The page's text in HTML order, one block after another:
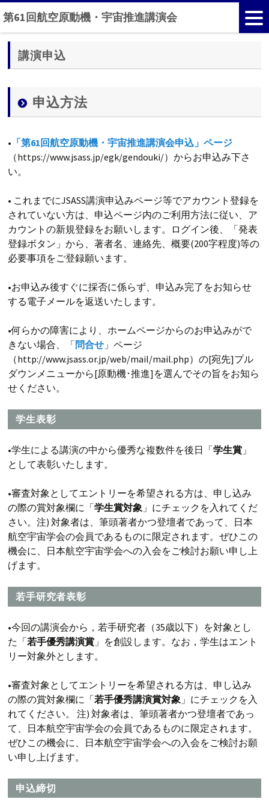
第61回航空原動機・宇宙推進講演会
講演申込
申込方法
• 「第61回航空原動機・宇宙推進講演会申込」ページ
（https://www.jsass.jp/egk/gendouki/）からお申込み下さ
い。
• これまでにJSASS講演申込みページ等でアカウント登録を
されていない方は、申込ページ内のご利用方法に従い、ア
カウントの新規登録をお願いします。ログイン後、「発表
登録ボタン」から、著者名、連絡先、概要(200字程度)等の
必要事項をご登録願います。
•お申込み後すぐに採否に係らず、申込み完了をお知らせ
する電子メールを返送いたします。
•何らかの障害により、ホームページからのお申込みがで
きない場合、「問合せ 」ページ
（http://www.jsass.or.jp/web/mail/mail.php）の[宛先]プル
ダウンメニューから[原動機･推進]を選んでその旨をお知ら
せください。
学生表彰
•学生による講演の中から優秀な複数件を後日「学生賞 」
として表彰いたします。
•審査対象としてエントリーを希望される方は、申し込み
の際の賞対象欄に「学生賞対象 」にチェックを入れてくだ
さい。注) 対象者は、筆頭著者かつ登壇者であって、日本
航空宇宙学会の会員であるものに限定されます。ぜひこの
機会に、日本航空宇宙学会への入会をご検討お願い申し上
げます。
若手研究者表彰
•今回の講演会から，若手研究者（35歳以下）を対象とし
た「若手優秀講演賞 」を創設します。なお，学生はエント
リー対象外とします。
•審査対象としてエントリーを希望される方は、申し込み
の際の賞対象欄に「若手優秀講演賞対象 」にチェックを入
れてください。 注) 対象者は、筆頭著者かつ登壇者であっ
て、日本航空宇宙学会の会員であるものに限定されます。
ぜひこの機会に、日本航空宇宙学会への入会をご検討お願
い申し上げます。
申込締切